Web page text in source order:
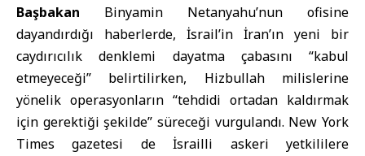
Başbakan Binyamin Netanyahu’nun ofisine
dayandırdığı haberlerde, İsrail’in İran’ın yeni bir
caydırıcılık denklemi dayatma çabasını “kabul
etmeyeceği” belirtilirken, Hizbullah milislerine
yönelik operasyonların “tehdidi ortadan kaldırmak
için gerektiği şekilde” süreceği vurgulandı. New York
Times gazetesi de İsrailli askeri yetkililere